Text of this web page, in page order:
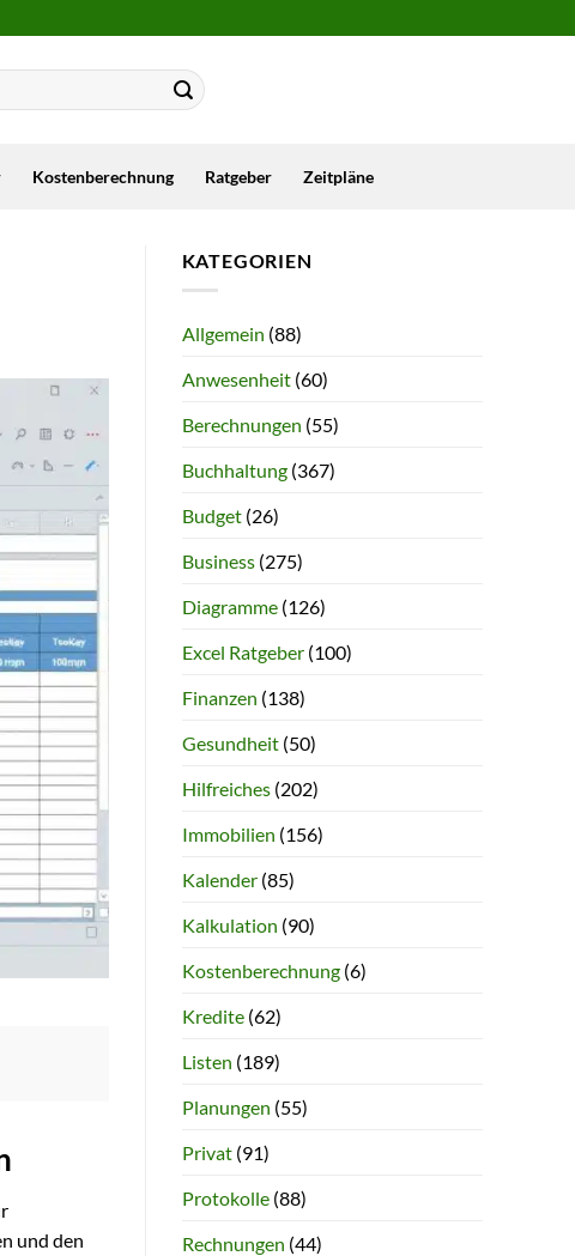
Kostenberechnung Ratgeber Zeitpläne
und den
KATEGORIEN
Allgemein (88)
Anwesenheit(60)
Berechnungen (55)
Buchhaltung(367)
Budget(26)
Business(275)
Diagramme(126)
Excel Ratgeber(100)
Finanzen (138)
Gesundheit(50)
Hilfreiches(202)
Immobilien (156)
Kalender(85)
Kalkulation (90)
Kostenberechnung(6)
Kredite(62)
Listen (189)
Planungen (55)
Privat(91)
Protokolle(88)
Rechnungen (44)